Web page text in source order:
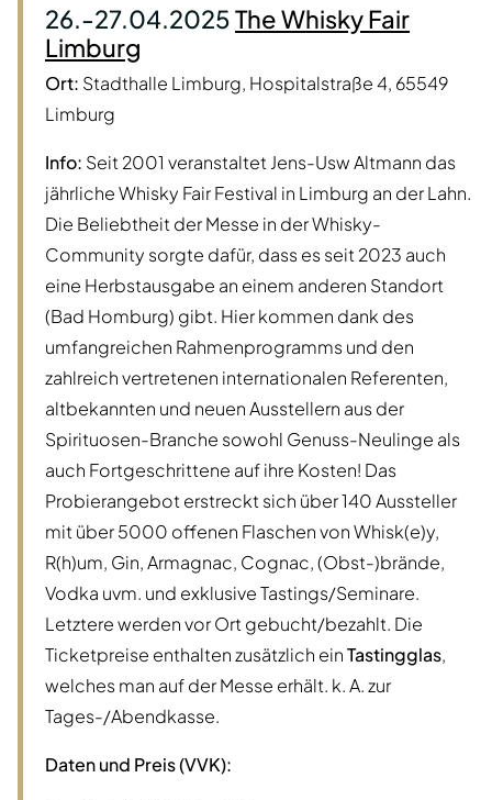
26.-27.04.2025The Whisky Fair
Limburg
Ort: Stadthalle Limburg, Hospitalstraße 4, 65549
Limburg
Info: Seit 2001 veranstaltet Jens-Usw Altmann das
jährliche Whisky Fair Festival in Limburg an der Lahn.
Die Beliebtheit der Messe in der Whisky-
Community sorgte dafür, dass es seit 2023 auch
eine Herbstausgabe an einem anderen Standort
(Bad Homburg) gibt. Hier kommen dank des
umfangreichen Rahmenprogramms und den
zahlreich vertretenen internationalen Referenten,
altbekannten und neuen Ausstellern aus der
Spirituosen-Branche sowohl Genuss-Neulinge als
auch Fortgeschrittene auf ihre Kosten! Das
Probierangebot erstreckt sich über 140 Aussteller
mit über 5000 offenen Flaschen von Whisk(e)y,
R(h)um, Gin, Armagnac, Cognac, (Obst-)brände,
Vodka uvm. und exklusive Tastings/Seminare.
Letztere werden vor Ort gebucht/bezahlt. Die
Ticketpreise enthalten zusätzlich einTastingglas,
welches man auf der Messe erhält. k. A. zur
Tages-/Abendkasse.
Daten und Preis (VVK):